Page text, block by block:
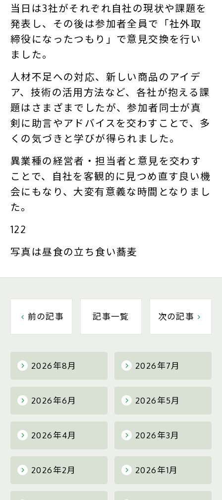
2026年8月 2026年7月
2026年6月 2026年5月
2026年4月 2026年3月
2026年2月 2026年1月
当日は3社がそれぞれ自社の現状や課題を
発表し、その後は参加者全員で「社外取
締役になったつもり」で意見交換を行い
ました。
人材不足への対応、新しい商品のアイデ
ア、技術の活用方法など、各社が抱える課
題はさまざまでしたが、参加者同士が真
剣に助言やアドバイスを交わすことで、多
くの気づきと学びが得られました。
異業種の経営者・担当者と意見を交わす
ことで、自社を客観的に見つめ直す良い機
会にもなり、大変有意義な時間となりまし
た。
122
写真は昼食の立ち食い蕎麦
前の記事 記事一覧 次の記事